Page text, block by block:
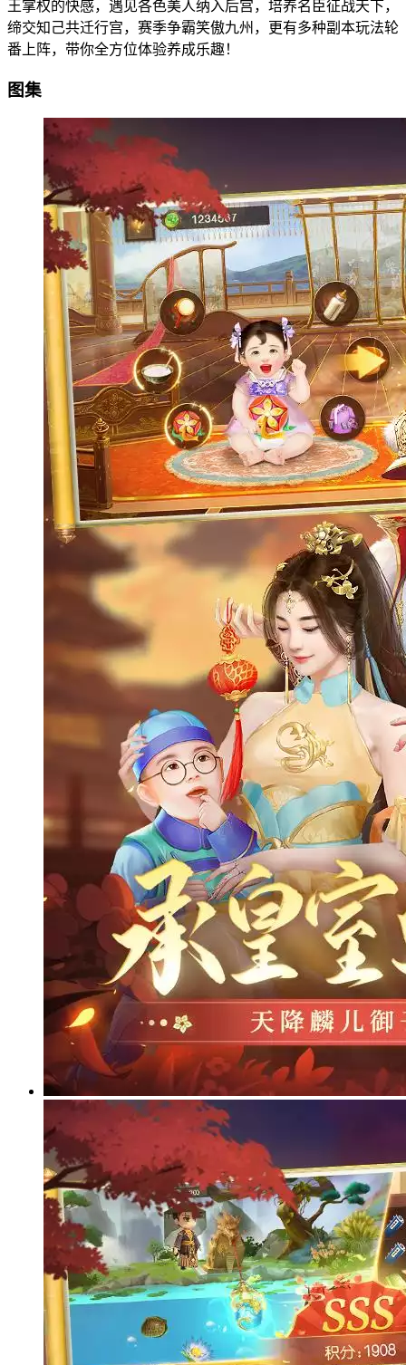
王掌权的快感，遇见各色美人纳入后宫，培养名臣征战天下，
缔交知己共迁行宫，赛季争霸笑傲九州，更有多种副本玩法轮
番上阵，带你全方位体验养成乐趣！
图集